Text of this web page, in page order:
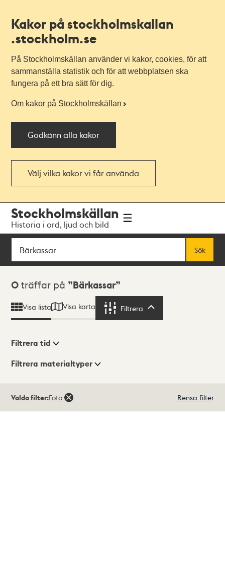
Kakor på stockholmskallan
.stockholm.se
På Stockholmskällan använder vi kakor, cookies, för att
sammanställa statistik och för att webbplatsen ska
fungera på ett bra sätt för dig.
Om kakor på Stockholmskällan
Godkänn alla kakor
Välj vilka kakor vi får använda
navigationen
huvudinnehållet
Stockholmskällan
Historia i ord, ljud och bild
Sök
Sök
Sökresultat
0 träffar på Bärkassar
Visa lista Visa karta Filtrera
Visningsläge
Filtrera tid
Filtrera materialtyper
träffar
Valda filter:Foto Rensa filter